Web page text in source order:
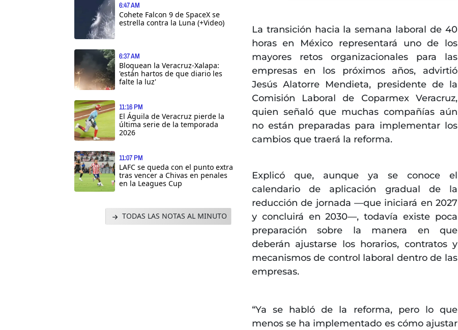
6:47 AM
Cohete Falcon 9 de SpaceX se
estrella contra la Luna (+Video)
6:37 AM
Bloquean la Veracruz-Xalapa:
'están hartos de que diario les
falte la luz'
11:16 PM
El Águila de Veracruz pierde la
última serie de la temporada
2026
11:07 PM
LAFC se queda con el punto extra
tras vencer a Chivas en penales
en la Leagues Cup
TODAS LAS NOTAS AL MINUTO
La transición hacia la semana laboral de 40
horas en México representará uno de los
mayores retos organizacionales para las
empresas en los próximos años, advirtió
Jesús Alatorre Mendieta, presidente de la
Comisión Laboral de Coparmex Veracruz,
quien señaló que muchas compañías aún
no están preparadas para implementar los
cambios que traerá la reforma.
Explicó que, aunque ya se conoce el
calendario de aplicación gradual de la
reducción de jornada —que iniciará en 2027
y concluirá en 2030—, todavía existe poca
preparación sobre la manera en que
deberán ajustarse los horarios, contratos y
mecanismos de control laboral dentro de las
empresas.
“Ya se habló de la reforma, pero lo que
menos se ha implementado es cómo ajustar